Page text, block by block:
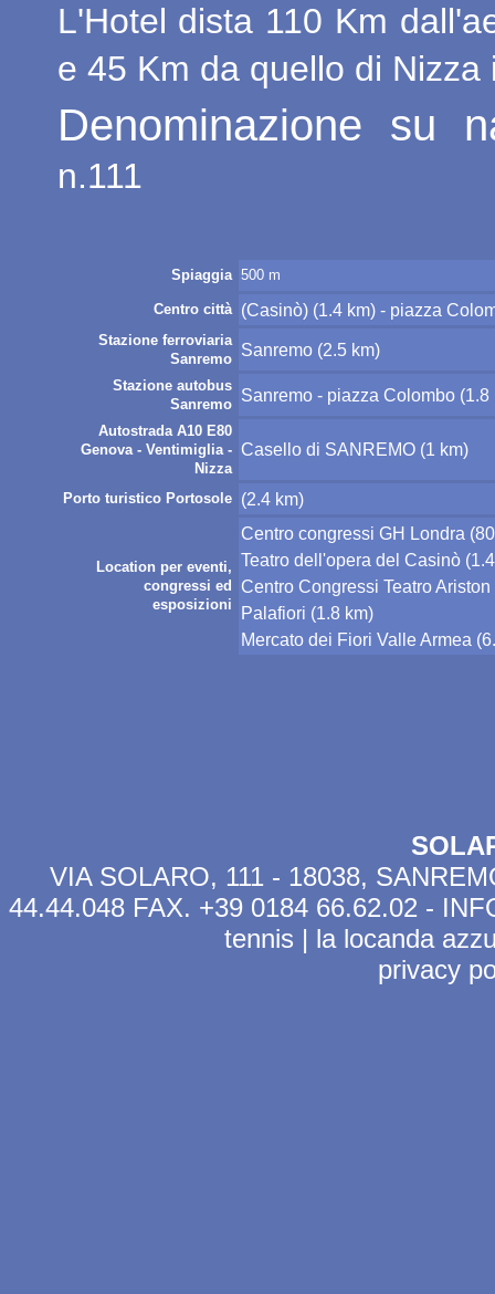
L'Hotel dista 110 Km
e 45 Km da quello di Nizza
Denominazione su
n.111
Spiaggia 500 m
Centro città (Casinò) (1.4 km) - piazza
Stazione ferroviaria
Sanremo
Sanremo (2.5 km)
Stazione autobus
Sanremo
Sanremo - piazza Colombo (1.8
Autostrada A10 E80
Genova - Ventimiglia -
Nizza
Casello di SANREMO (1 km)
Porto turistico Portosole (2.4 km)
Location per eventi,
congressi ed
esposizioni
Centro congressi GH Londra
Teatro dell'opera del Casinò
Centro Congressi Teatro Ariston
Palafiori (1.8 km)
Mercato dei Fiori Valle Armea
VIA SOLARO, 111 - 18038,
44.44.048 FAX. +39 0184 66.62.02 -
tennis | la locanda
privacy